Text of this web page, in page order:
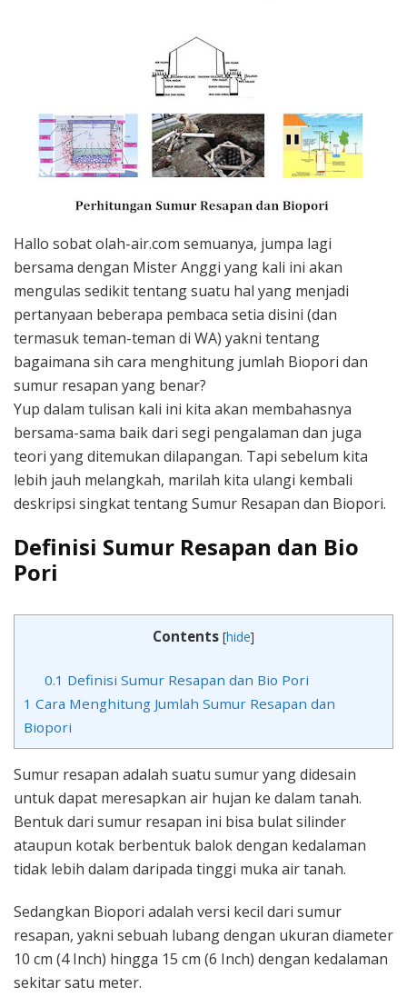
Hallo sobat olah-air.com semuanya, jumpa lagi
bersama dengan Mister Anggi yang kali ini akan
mengulas sedikit tentang suatu hal yang menjadi
pertanyaan beberapa pembaca setia disini (dan
termasuk teman-teman di WA) yakni tentang
bagaimana sih cara menghitung jumlah Biopori dan
sumur resapan yang benar?
Yup dalam tulisan kali ini kita akan membahasnya
bersama-sama baik dari segi pengalaman dan juga
teori yang ditemukan dilapangan. Tapi sebelum kita
lebih jauh melangkah, marilah kita ulangi kembali
deskripsi singkat tentang Sumur Resapan dan Biopori.
Definisi Sumur Resapan dan Bio
Pori
Contents [hide]
0.1 Definisi Sumur Resapan dan Bio Pori
1 Cara Menghitung Jumlah Sumur Resapan dan
Biopori
Sumur resapan adalah suatu sumur yang didesain
untuk dapat meresapkan air hujan ke dalam tanah.
Bentuk dari sumur resapan ini bisa bulat silinder
ataupun kotak berbentuk balok dengan kedalaman
tidak lebih dalam daripada tinggi muka air tanah.
Sedangkan Biopori adalah versi kecil dari sumur
resapan, yakni sebuah lubang dengan ukuran diameter
10 cm (4 Inch) hingga 15 cm (6 Inch) dengan kedalaman
sekitar satu meter.